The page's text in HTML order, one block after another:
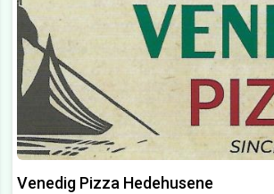
Venedig Pizza Hedehusene